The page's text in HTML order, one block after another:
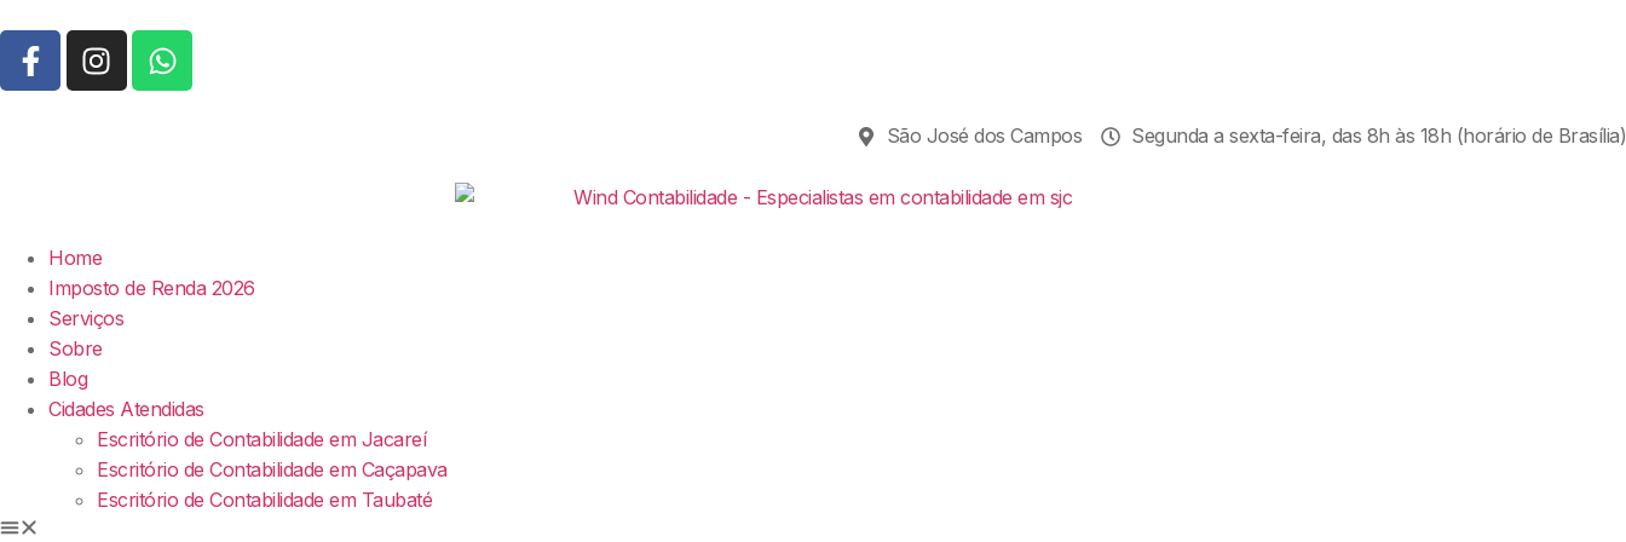
São José dos Campos Segunda a sexta-feira, das 8h às 18h (horário de Brasília)
Home
Imposto de Renda 2026
Serviços
Sobre
Blog
Cidades Atendidas
Escritório de Contabilidade em Jacareí
Escritório de Contabilidade em Caçapava
Escritório de Contabilidade em Taubaté